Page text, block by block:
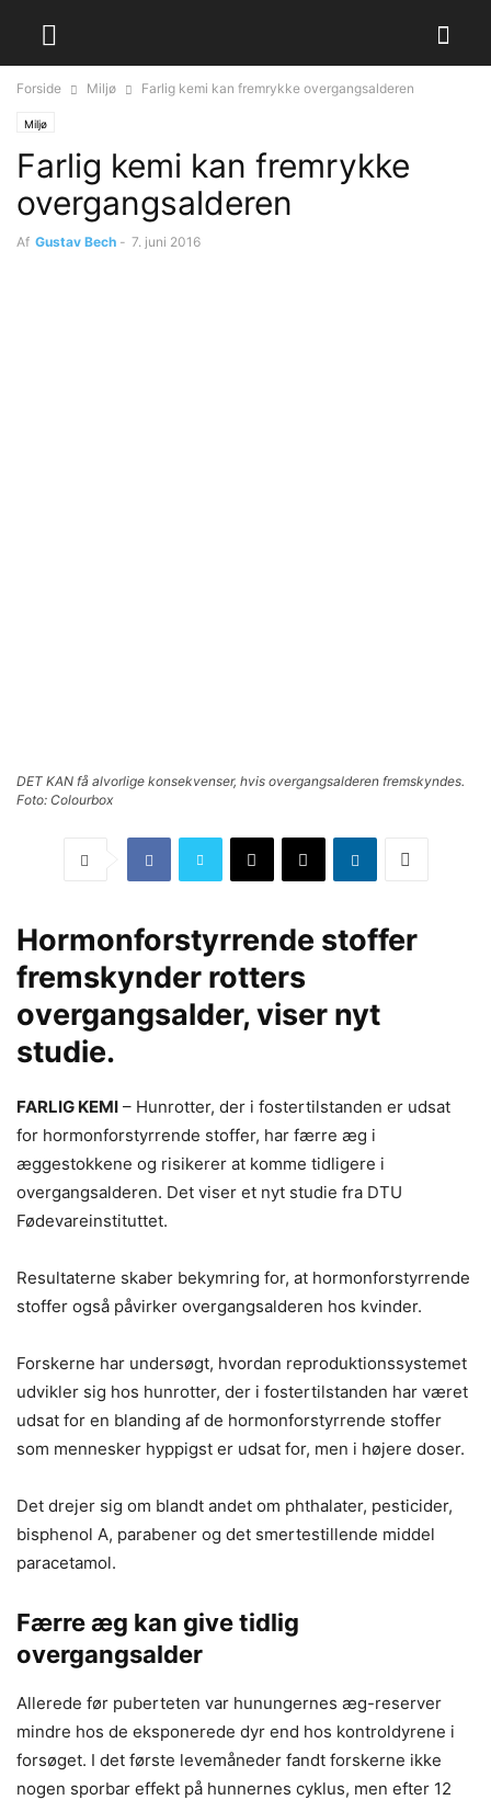
Forside Miljø Farlig kemi kan fremrykke overgangsalderen
Miljø
Farlig kemi kan fremrykke
overgangsalderen
Af Gustav Bech - 7. juni 2016
DET KAN få alvorlige konsekvenser, hvis overgangsalderen fremskyndes.
Foto: Colourbox
Hormonforstyrrende stoffer
fremskynder rotters
overgangsalder, viser nyt
studie.
FARLIG KEMI – Hunrotter, der i fostertilstanden er udsat
for hormonforstyrrende stoffer, har færre æg i
æggestokkene og risikerer at komme tidligere i
overgangsalderen. Det viser et nyt studie fra DTU
Fødevareinstituttet.
Resultaterne skaber bekymring for, at hormonforstyrrende
stoffer også påvirker overgangsalderen hos kvinder.
Forskerne har undersøgt, hvordan reproduktionssystemet
udvikler sig hos hunrotter, der i fostertilstanden har været
udsat for en blanding af de hormonforstyrrende stoffer
som mennesker hyppigst er udsat for, men i højere doser.
Det drejer sig om blandt andet om phthalater, pesticider,
bisphenol A, parabener og det smertestillende middel
paracetamol.
Færre æg kan give tidlig
overgangsalder
Allerede før puberteten var hunungernes æg-reserver
mindre hos de eksponerede dyr end hos kontroldyrene i
forsøget. I det første levemåneder fandt forskerne ikke
nogen sporbar effekt på hunnernes cyklus, men efter 12